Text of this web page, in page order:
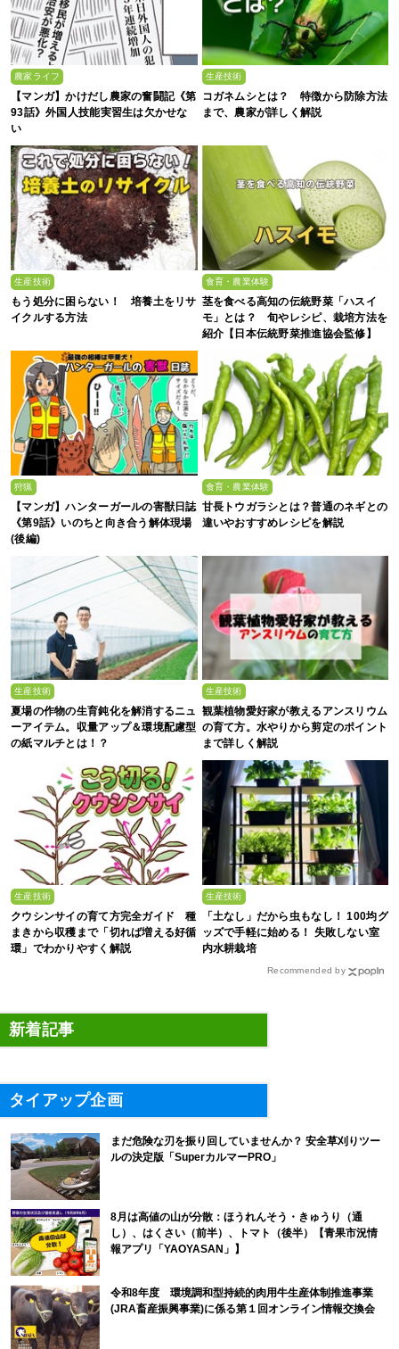
農家ライフ
【マンガ】かけだし農家の奮闘記《第
93話》外国人技能実習生は欠かせな
い
生産技術
コガネムシとは？ 特徴から防除方法
まで、農家が詳しく解説
生産技術
もう処分に困らない！ 培養土をリサ
イクルする方法
食育・農業体験
茎を食べる高知の伝統野菜「ハスイ
モ」とは？ 旬やレシピ、栽培方法を
紹介【日本伝統野菜推進協会監修】
狩猟
【マンガ】ハンターガールの害獣日誌
《第9話》いのちと向き合う解体現場
(後編)
食育・農業体験
甘長トウガラシとは？普通のネギとの
違いやおすすめレシピを解説
生産技術
夏場の作物の生育鈍化を解消するニュ
ーアイテム。収量アップ＆環境配慮型
の紙マルチとは！？
生産技術
観葉植物愛好家が教えるアンスリウム
の育て方。水やりから剪定のポイント
まで詳しく解説
生産技術
クウシンサイの育て方完全ガイド 種
まきから収穫まで「切れば増える好循
環」でわかりやすく解説
生産技術
「土なし」だから虫もなし！ 100均グ
ッズで手軽に始める！ 失敗しない室
内水耕栽培
Recommended by
新着記事
タイアップ企画
まだ危険な刃を振り回していませんか？ 安全草刈りツー
ルの決定版「SuperカルマーPRO」
8月は高値の山が分散：ほうれんそう・きゅうり（通
し）、はくさい（前半）、トマト（後半）【青果市況情
報アプリ「YAOYASAN」】
令和8年度 環境調和型持続的肉用牛生産体制推進事業
(JRA畜産振興事業)に係る第１回オンライン情報交換会